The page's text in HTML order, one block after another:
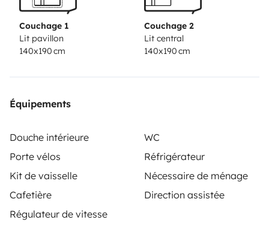
Couchage 1
Lit pavillon
140x190 cm
Couchage 2
Lit central
140x190 cm
Équipements
Douche intérieure
WC
Porte vélos
Réfrigérateur
Kit de vaisselle
Nécessaire de ménage
Cafetière
Direction assistée
Régulateur de vitesse